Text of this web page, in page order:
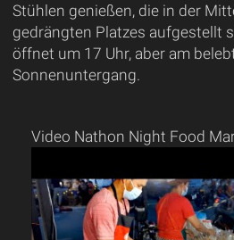
Stühlen genießen, die in der
gedrängten Platzes aufgestellt
öffnet um 17 Uhr, aber am
Sonnenuntergang.
Video Nathon Night Food